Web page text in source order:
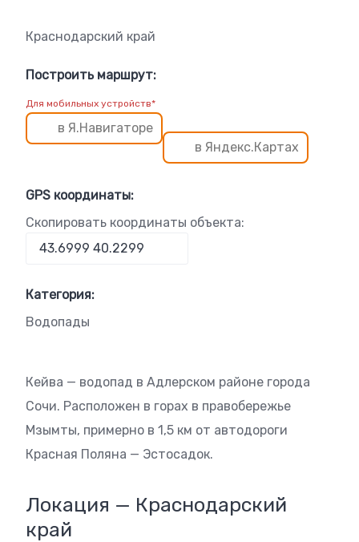
Краснодарский край
Построить маршрут:
Для мобильных устройств*
в Я.Навигаторе
в Яндекс.Картах
GPS координаты:
Скопировать координаты объекта:
Категория:
Водопады
Кейва — водопад в Адлерском районе города
Сочи. Расположен в горах в правобережье
Мзымты, примерно в 1,5 км от автодороги
Красная Поляна — Эстосадок.
Локация — Краснодарский
край